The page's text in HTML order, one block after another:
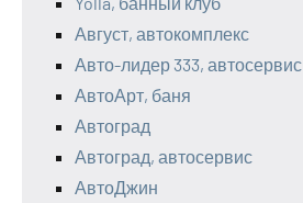
Август, автокомплекс
Авто-лидер 333, автосервис
АвтоАрт, баня
Автоград
Автоград, автосервис
АвтоДжин